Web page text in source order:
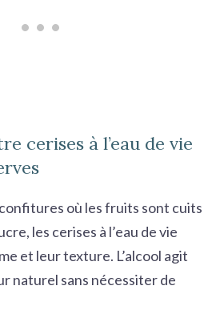
cerises à l’eau de vie
où les fruits sont cuits
les cerises à l’eau de vie
et leur texture. L’alcool agit
naturel sans nécessiter de